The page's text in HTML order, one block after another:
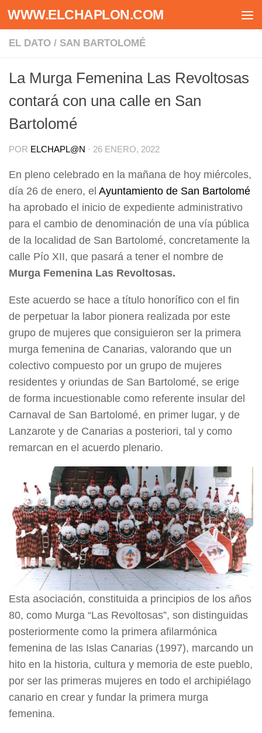
Saltar al contenido
WWW.ELCHAPLON.COM
EL DATO / SAN BARTOLOMÉ
La Murga Femenina Las Revoltosas
contará con una calle en San
Bartolomé
POR ELCHAPL@N · 26 ENERO, 2022
En pleno celebrado en la mañana de hoy miércoles,
día 26 de enero, el Ayuntamiento de San Bartolomé
ha aprobado el inicio de expediente administrativo
para el cambio de denominación de una vía pública
de la localidad de San Bartolomé, concretamente la
calle Pío XII, que pasará a tener el nombre de
Murga Femenina Las Revoltosas.
Este acuerdo se hace a título honorífico con el fin
de perpetuar la labor pionera realizada por este
grupo de mujeres que consiguieron ser la primera
murga femenina de Canarias, valorando que un
colectivo compuesto por un grupo de mujeres
residentes y oriundas de San Bartolomé, se erige
de forma incuestionable como referente insular del
Carnaval de San Bartolomé, en primer lugar, y de
Lanzarote y de Canarias a posteriori, tal y como
remarcan en el acuerdo plenario.
Esta asociación, constituida a principios de los años
80, como Murga “Las Revoltosas”, son distinguidas
posteriormente como la primera afilarmónica
femenina de las Islas Canarias (1997), marcando un
hito en la historia, cultura y memoria de este pueblo,
por ser las primeras mujeres en todo el archipiélago
canario en crear y fundar la primera murga
femenina.